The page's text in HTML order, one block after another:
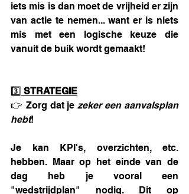
iets mis is dan moet de vrijheid er zijn
van actie te nemen... want er is niets
mis met een logische keuze die
vanuit de buik wordt gemaakt!
3️⃣ STRATEGIE
👉 Zorg dat je zeker een aanvalsplan
hebt!
Je kan KPI's, overzichten, etc.
hebben. Maar op het einde van de
dag heb je vooral een
"wedstrijdplan" nodig. Dit op